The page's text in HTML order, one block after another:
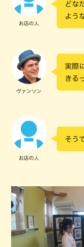
お店の人
どな
よう
ヴァンソン
実際
きる
お店の人
そう